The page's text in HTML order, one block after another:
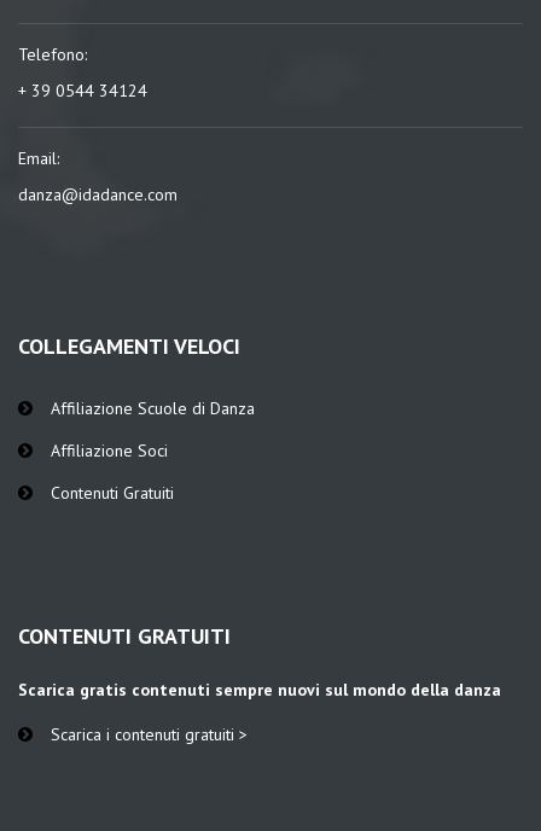
Telefono:
+ 39 0544 34124
Email:
danza@idadance.com
COLLEGAMENTI VELOCI
Affiliazione Scuole di Danza
Affiliazione Soci
Contenuti Gratuiti
CONTENUTI GRATUITI
Scarica gratis contenuti sempre nuovi sul mondo della danza
Scarica i contenuti gratuiti >